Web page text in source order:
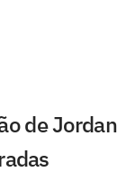
de Jordan